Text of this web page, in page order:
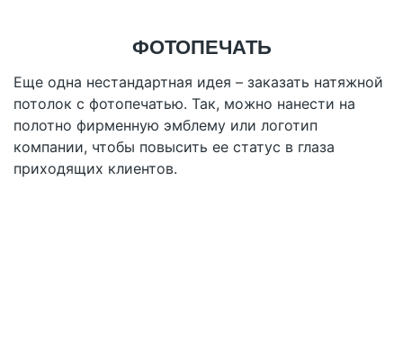
ФОТОПЕЧАТЬ
Еще одна нестандартная идея – заказать натяжной
потолок с фотопечатью. Так, можно нанести на
полотно фирменную эмблему или логотип
компании, чтобы повысить ее статус в глаза
приходящих клиентов.